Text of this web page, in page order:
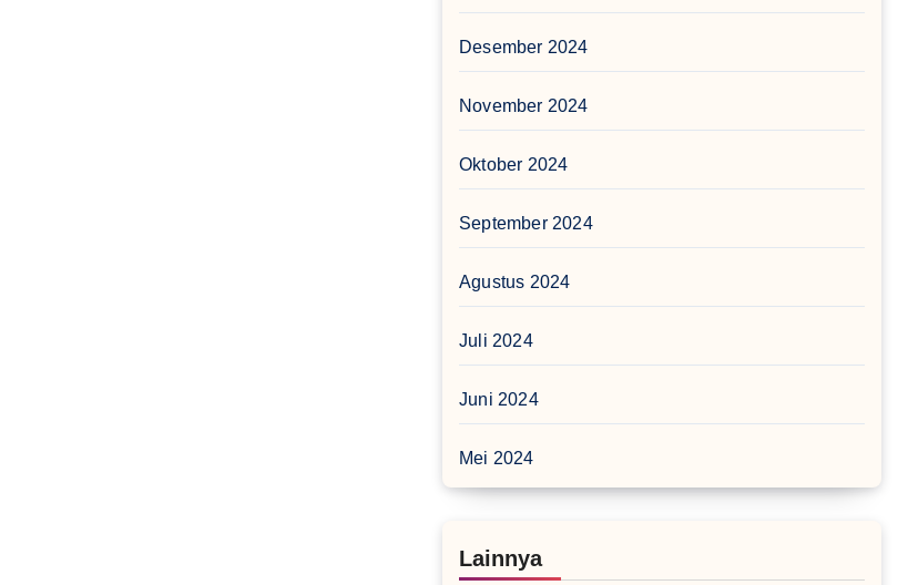
Desember 2024
November 2024
Oktober 2024
September 2024
Agustus 2024
Juli 2024
Juni 2024
Mei 2024
Lainnya